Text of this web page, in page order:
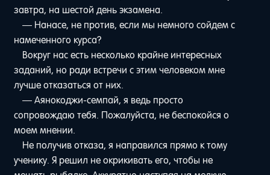
завтра, на шестой день экзамена.
— Нанасе, не против, если мы немного сойдем с
намеченного курса?
Вокруг нас есть несколько крайне интересных
заданий, но ради встречи с этим человеком мне
лучше отказаться от них.
— Аянокоджи-семпай, я ведь просто
сопровождаю тебя. Пожалуйста, не беспокойся о
моем мнении.
Не получив отказа, я направился прямо к тому
ученику. Я решил не окрикивать его, чтобы не